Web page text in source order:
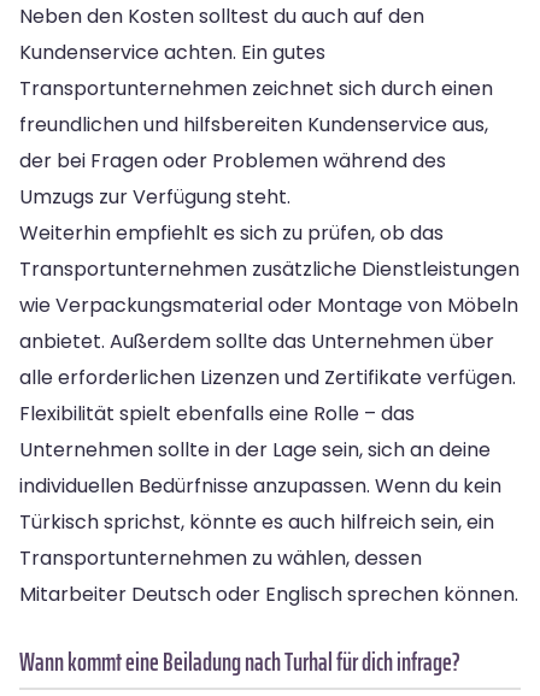
Neben den Kosten solltest du auch auf den
Kundenservice achten. Ein gutes
Transportunternehmen zeichnet sich durch einen
freundlichen und hilfsbereiten Kundenservice aus,
der bei Fragen oder Problemen während des
Umzugs zur Verfügung steht.
Weiterhin empfiehlt es sich zu prüfen, ob das
Transportunternehmen zusätzliche Dienstleistungen
wie Verpackungsmaterial oder Montage von Möbeln
anbietet. Außerdem sollte das Unternehmen über
alle erforderlichen Lizenzen und Zertifikate verfügen.
Flexibilität spielt ebenfalls eine Rolle – das
Unternehmen sollte in der Lage sein, sich an deine
individuellen Bedürfnisse anzupassen. Wenn du kein
Türkisch sprichst, könnte es auch hilfreich sein, ein
Transportunternehmen zu wählen, dessen
Mitarbeiter Deutsch oder Englisch sprechen können.
Wann kommt eine Beiladung nach Turhal für dich infrage?